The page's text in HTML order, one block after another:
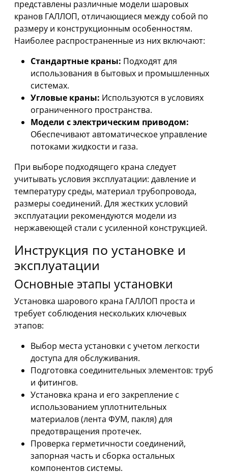
представлены различные модели шаровых
кранов ГАЛЛОП, отличающиеся между собой по
размеру и конструкционным особенностям.
Наиболее распространенные из них включают:
Стандартные краны: Подходят для
использования в бытовых и промышленных
системах.
Угловые краны: Используются в условиях
ограниченного пространства.
Модели с электрическим приводом:
Обеспечивают автоматическое управление
потоками жидкости и газа.
При выборе подходящего крана следует
учитывать условия эксплуатации: давление и
температуру среды, материал трубопровода,
размеры соединений. Для жестких условий
эксплуатации рекомендуются модели из
нержавеющей стали с усиленной конструкцией.
Инструкция по установке и
эксплуатации
Основные этапы установки
Установка шарового крана ГАЛЛОП проста и
требует соблюдения нескольких ключевых
этапов:
Выбор места установки с учетом легкости
доступа для обслуживания.
Подготовка соединительных элементов: труб
и фитингов.
Установка крана и его закрепление с
использованием уплотнительных
материалов (лента ФУМ, пакля) для
предотвращения протечек.
Проверка герметичности соединений,
запорная часть и сборка остальных
компонентов системы.